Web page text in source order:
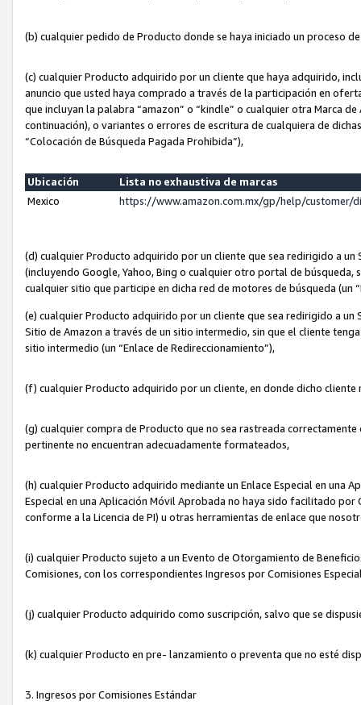
(b) cualquier pedido de Producto donde se haya iniciado un proceso
(c) cualquier Producto adquirido por un cliente que haya adquirido,
anuncio que usted haya comprado a través de la participación en
que incluyan la palabra “amazon” o “kindle” o cualquier otra Marca
continuación), o variantes o errores de escritura de cualquiera de
“Colocación de Búsqueda Pagada Prohibida”),
Ubicación
Lista no exhaustiva de marcas
Mexico
https://www.amazon.com.mx/gp/help/customer/
(d) cualquier Producto adquirido por un cliente que sea redirigido a
(incluyendo Google, Yahoo, Bing o cualquier otro portal de
cualquier sitio que participe en dicha red de motores de búsqueda (un
(e) cualquier Producto adquirido por un cliente que sea redirigido a un
Sitio de Amazon a través de un sitio intermedio, sin que el cliente
sitio intermedio (un “Enlace de Redireccionamiento”),
(f) cualquier Producto adquirido por un cliente, en donde dicho
(g) cualquier compra de Producto que no sea rastreada
pertinente no encuentran adecuadamente formateados,
(h) cualquier Producto adquirido mediante un Enlace Especial en una
Especial en una Aplicación Móvil Aprobada no haya sido facilitado
conforme a la Licencia de PI) u otras herramientas de enlace que
(i) cualquier Producto sujeto a un Evento de Otorgamiento de
Comisiones, con los correspondientes Ingresos por Comisiones
(j) cualquier Producto adquirido como suscripción, salvo que se
(k) cualquier Producto en pre- lanzamiento o preventa que no esté
3. Ingresos por Comisiones Estándar